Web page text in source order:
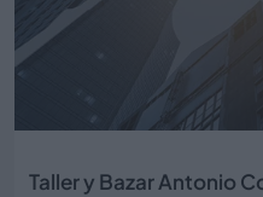
Taller y Bazar Antonio